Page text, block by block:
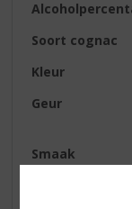
Soort cognac
Kleur
Geur
Smaak